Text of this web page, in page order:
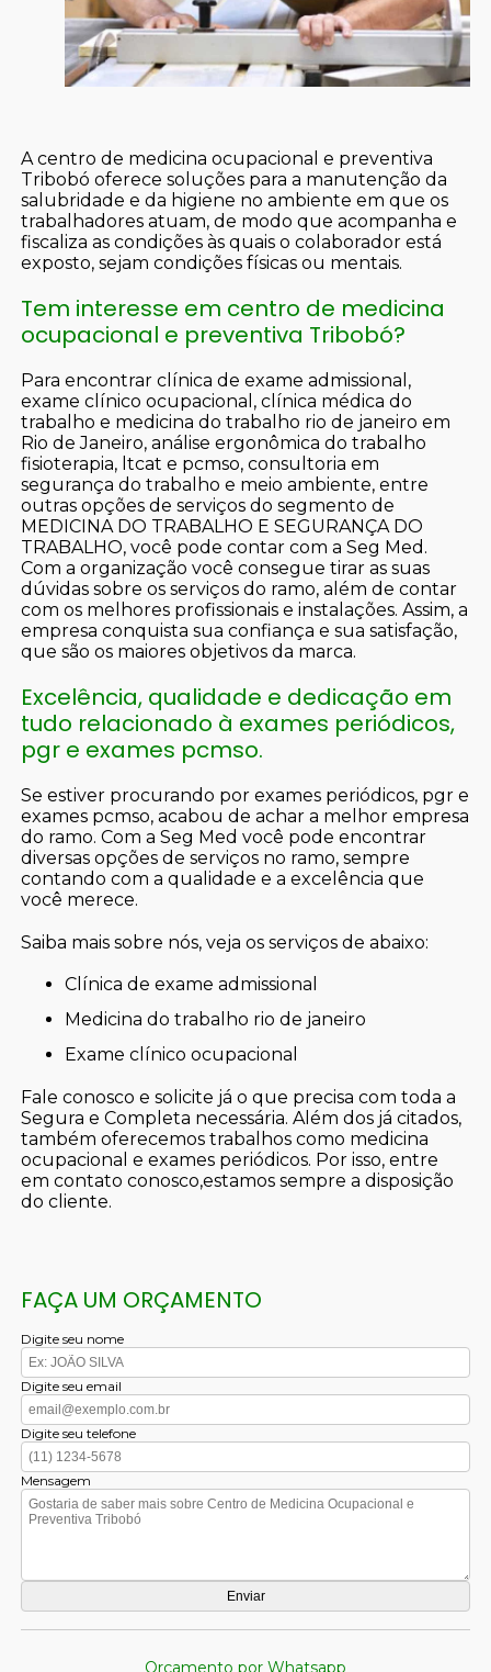
A centro de medicina ocupacional e preventiva
Tribobó oferece soluções para a manutenção da
salubridade e da higiene no ambiente em que os
trabalhadores atuam, de modo que acompanha e
fiscaliza as condições às quais o colaborador está
exposto, sejam condições físicas ou mentais.
Tem interesse em centro de medicina
ocupacional e preventiva Tribobó?
Para encontrar clínica de exame admissional,
exame clínico ocupacional, clínica médica do
trabalho e medicina do trabalho rio de janeiro em
Rio de Janeiro, análise ergonômica do trabalho
fisioterapia, ltcat e pcmso, consultoria em
segurança do trabalho e meio ambiente, entre
outras opções de serviços do segmento de
MEDICINA DO TRABALHO E SEGURANÇA DO
TRABALHO, você pode contar com a Seg Med.
Com a organização você consegue tirar as suas
dúvidas sobre os serviços do ramo, além de contar
com os melhores profissionais e instalações. Assim, a
empresa conquista sua confiança e sua satisfação,
que são os maiores objetivos da marca.
Excelência, qualidade e dedicação em
tudo relacionado à exames periódicos,
pgr e exames pcmso.
Se estiver procurando por exames periódicos, pgr e
exames pcmso, acabou de achar a melhor empresa
do ramo. Com a Seg Med você pode encontrar
diversas opções de serviços no ramo, sempre
contando com a qualidade e a excelência que
você merece.
Saiba mais sobre nós, veja os serviços de abaixo:
clínica de exame admissional
medicina do trabalho rio de janeiro
exame clínico ocupacional
Fale conosco e solicite já o que precisa com toda a
Segura e Completa necessária. Além dos já citados,
também oferecemos trabalhos como medicina
ocupacional e exames periódicos. Por isso, entre
em contato conosco,estamos sempre a disposição
do cliente.
FAÇA UM ORÇAMENTO
Digite seu nome
Digite seu email
Digite seu telefone
Mensagem
Orçamento por Whatsapp